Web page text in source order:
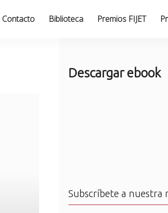
Contacto Biblioteca Premios FIJET
Descargar ebook
Subscríbete a nuestra